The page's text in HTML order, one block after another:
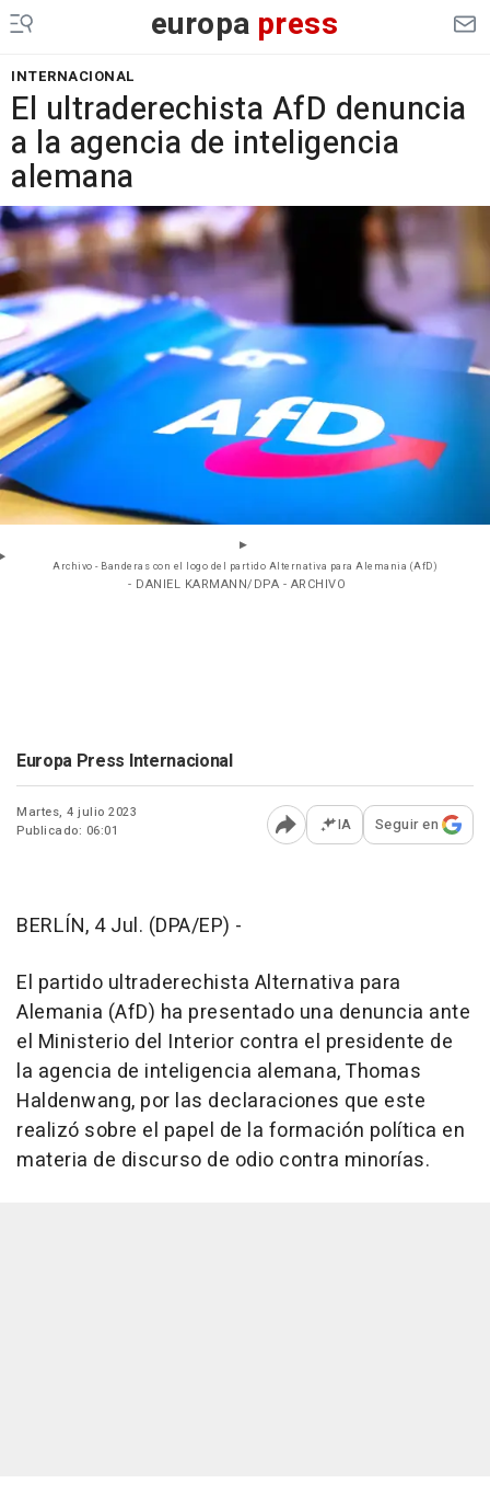
europa press
INTERNACIONAL
El ultraderechista AfD denuncia
a la agencia de inteligencia
alemana
Archivo - Banderas con el logo del partido Alternativa para Alemania (AfD)
- DANIEL KARMANN/DPA - ARCHIVO
Europa Press Internacional
Martes, 4 julio 2023
Publicado: 06:01
Abrir opciones para
IA Seguir en
BERLÍN, 4 Jul. (DPA/EP) -
El partido ultraderechista Alternativa para
Alemania (AfD) ha presentado una denuncia ante
el Ministerio del Interior contra el presidente de
la agencia de inteligencia alemana, Thomas
Haldenwang, por las declaraciones que este
realizó sobre el papel de la formación política en
materia de discurso de odio contra minorías.